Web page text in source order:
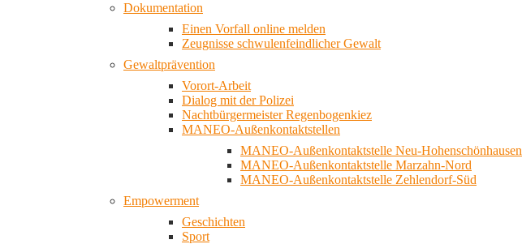
Dokumentation
Einen Vorfall online melden
Zeugnisse schwulenfeindlicher Gewalt
Gewaltprävention
Vorort-Arbeit
Dialog mit der Polizei
Nachtbürgermeister Regenbogenkiez
MANEO-Außenkontaktstellen
MANEO-Außenkontaktstelle Neu-Hohenschönhausen
MANEO-Außenkontaktstelle Marzahn-Nord
MANEO-Außenkontaktstelle Zehlendorf-Süd
Empowerment
Geschichten
Sport